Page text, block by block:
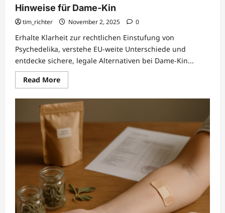
Hinweise für Dame-Kin
tim_richter November 2, 2025 0
Erhalte Klarheit zur rechtlichen Einstufung von
Psychedelika, verstehe EU-weite Unterschiede und
entdecke sichere, legale Alternativen bei Dame-Kin...
Read MoreRead
more
Juristische
Einstufung
von
Psychedelika:
Hinweise
für